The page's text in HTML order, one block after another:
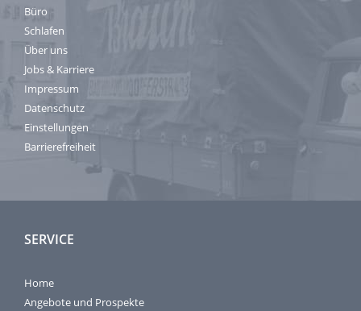
Büro
Schlafen
Über uns
Jobs & Karriere
Impressum
Datenschutz
Einstellungen
Barrierefreiheit
SERVICE
Home
Angebote und Prospekte